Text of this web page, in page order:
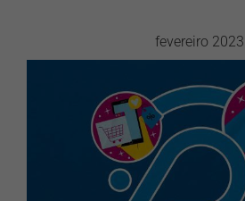
fevereiro 2023
Conheça as
plataformas
online para